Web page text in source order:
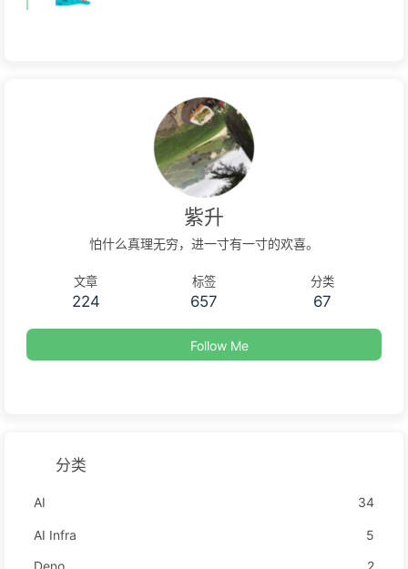
紫升
怕什么真理无穷，进一寸有一寸的欢喜。
文章
224
标签
657
分类
67
Follow Me
分类
AI 34
AI Infra
5
Deno
2